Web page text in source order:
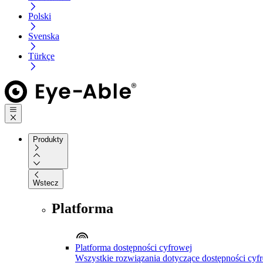
Polski
Svenska
Türkçe
Produkty
Wstecz
Platforma
Platforma dostępności cyfrowej
Wszystkie rozwiązania dotyczące dostępności